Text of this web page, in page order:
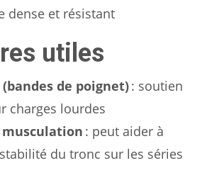
dense et résistant
utiles
de poignet): soutien
charges lourdes
: peut aider à
du tronc sur les séries